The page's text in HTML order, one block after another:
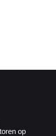
op